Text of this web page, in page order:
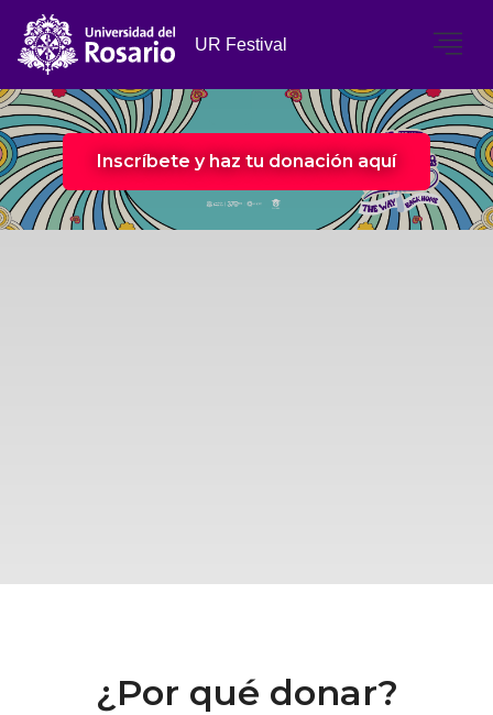
Inscríbete y haz tu donación aquí
¿Por qué donar?